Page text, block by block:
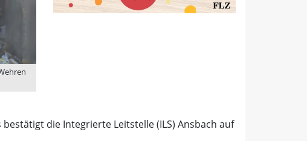
die Integrierte Leitstelle (ILS) Ansbach auf